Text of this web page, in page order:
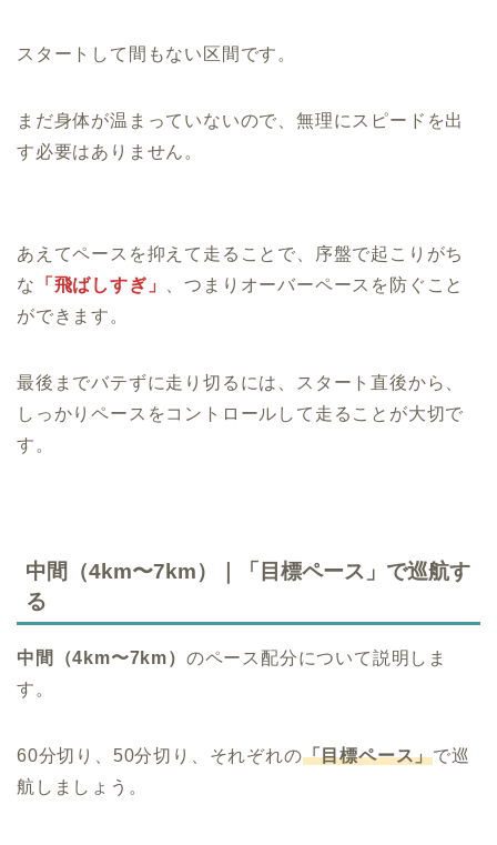
スタートして間もない区間です。
まだ身体が温まっていないので、無理にスピードを出
す必要はありません。
あえてペースを抑えて走ることで、序盤で起こりがち
な
「飛ばしすぎ」
、つまりオーバーペースを防ぐこと
ができます。
最後までバテずに走り切るには、スタート直後から、
しっかりペースをコントロールして走ることが大切で
す。
中間（4km〜7km）｜「目標ペース」で巡航す
る
中間（4km〜7km） のペース配分について説明しま
す。
60分切り、50分切り、それぞれの「目標ペース」で巡
航しましょう。